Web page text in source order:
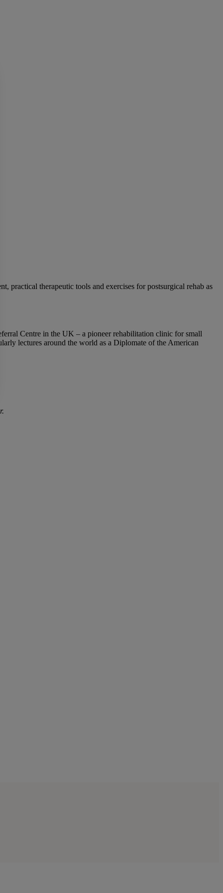
practical therapeutic tools and exercises for postsurgical rehab as
Centre in the UK – a pioneer rehabilitation clinic for small
lectures around the world as a Diplomate of the American